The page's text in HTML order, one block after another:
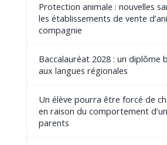
Protection animale : nouvelles
les établissements de vente
compagnie
Baccalauréat 2028 : un diplôme
aux langues régionales
Un élève pourra être forcé de
en raison du comportement
parents